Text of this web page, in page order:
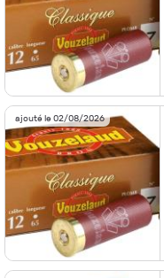
ajouté le 02/08/2026